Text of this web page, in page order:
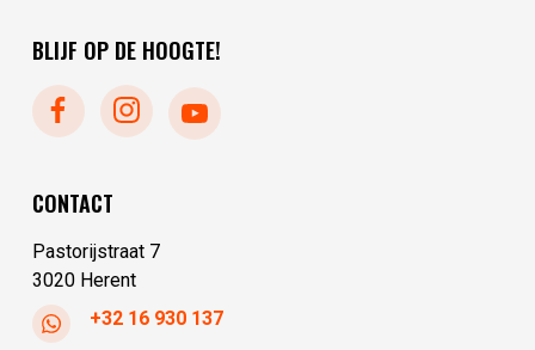
donderdag
zaterdag
maandag
dinsdag
donderdag
BLIJF OP DE HOOGTE!
CONTACT
Pastorijstraat 7
3020 Herent
+32 16 930 137